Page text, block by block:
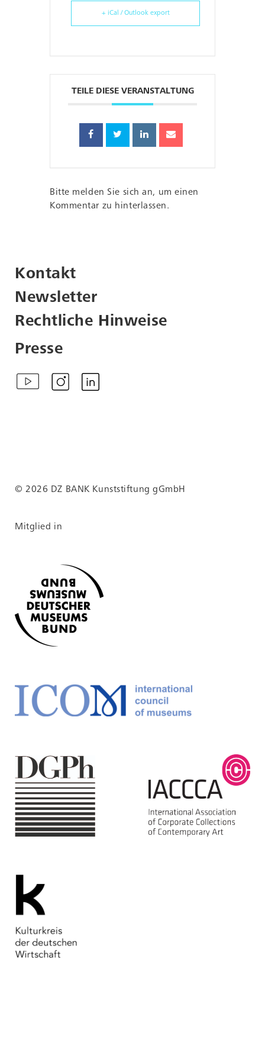
+ iCal / Outlook export
TEILE DIESE VERANSTALTUNG
Bitte melden Sie sich an, um einen
Kommentar zu hinterlassen.
Kontakt
Newsletter
Rechtliche Hinweise
Presse
© 2026 DZ BANK Kunststiftung gGmbH
Mitglied in